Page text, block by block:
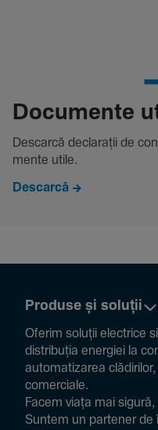
Docu­mente
Descarcă decla­rații de
mente utile.
Descarcă
Produse și soluții
Oferim soluții electrice
distribuția energiei la
auto­ma­ti­zarea
comer­ciale.
Facem viața mai
Suntem un partener de